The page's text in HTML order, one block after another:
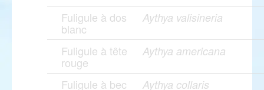
Fuligule à dos
blanc
Aythya valisineria
Fuligule à tête
rouge
Aythya americana
Fuligule à bec Aythya collaris